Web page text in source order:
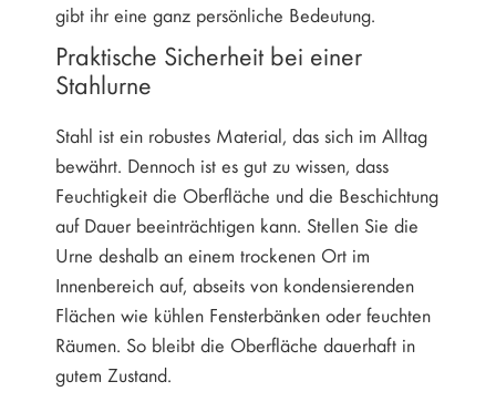
gibt ihr eine ganz persönliche Bedeutung.
Praktische Sicherheit bei einer
Stahlurne
Stahl ist ein robustes Material, das sich im Alltag
bewährt. Dennoch ist es gut zu wissen, dass
Feuchtigkeit die Oberfläche und die Beschichtung
auf Dauer beeinträchtigen kann. Stellen Sie die
Urne deshalb an einem trockenen Ort im
Innenbereich auf, abseits von kondensierenden
Flächen wie kühlen Fensterbänken oder feuchten
Räumen. So bleibt die Oberfläche dauerhaft in
gutem Zustand.